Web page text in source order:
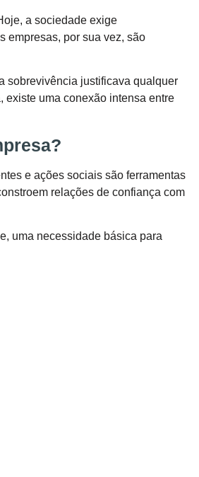
a sociedade exige
empresas, por sua vez, são
sobrevivência justificava qualquer
existe uma conexão intensa entre
e ações sociais são ferramentas
relações de confiança com
uma necessidade básica para